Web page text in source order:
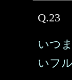
Q.23
いつ
いフ